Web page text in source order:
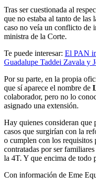
Tras ser cuestionada al
que no estaba al tanto de las
caso no veía un conflicto de
ministra de la Corte.
Te puede interesar: El PAN
Guadalupe Taddei Zavala y
Por su parte, en la propia
que sí aparece el nombre de
colaborador, pero no lo
asignado una extensión.
Hay quienes consideran que
casos que surgirían con la
o cumplen con los requisitos
contratadas por ser
la 4T. Y que encima de todo
Con información de Eme